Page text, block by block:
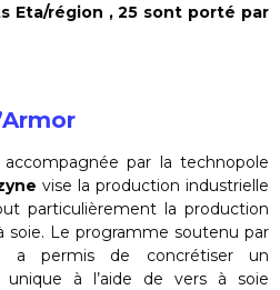
Eta/région , 25 sont porté par
par la technopole
vise la production industrielle
particulièrement la production
soie. Le programme soutenu par
a permis de concrétiser un
à l’aide de vers à soie